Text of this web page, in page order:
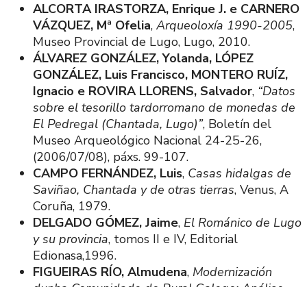
ALCORTA IRASTORZA, Enrique J. e CARNERO
VÁZQUEZ, Mª Ofelia, Arqueoloxía 1990-2005,
Museo Provincial de Lugo, Lugo, 2010.
ÁLVAREZ GONZÁLEZ, Yolanda, LÓPEZ
GONZÁLEZ, Luis Francisco, MONTERO RUÍZ,
Ignacio e ROVIRA LLORENS, Salvador, “Datos
sobre el tesorillo tardorromano de monedas de
El Pedregal (Chantada, Lugo)”, Boletín del
Museo Arqueológico Nacional 24-25-26,
(2006/07/08), páxs. 99-107.
CAMPO FERNÁNDEZ, Luis, Casas hidalgas de
Saviñao, Chantada y de otras tierras, Venus, A
Coruña, 1979.
DELGADO GÓMEZ, Jaime, El Románico de Lugo
y su provincia, tomos II e IV, Editorial
Edionasa,1996.
FIGUEIRAS RÍO, Almudena, Modernización